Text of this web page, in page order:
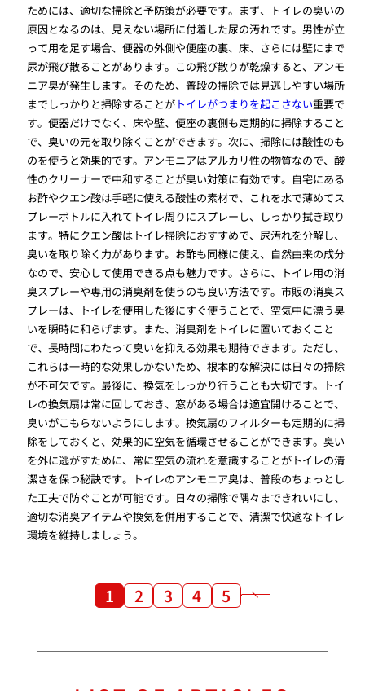
ためには、適切な掃除と予防策が必要です。まず、トイレの臭いの
原因となるのは、見えない場所に付着した尿の汚れです。男性が立
って用を足す場合、便器の外側や便座の裏、床、さらには壁にまで
尿が飛び散ることがあります。この飛び散りが乾燥すると、アンモ
ニア臭が発生します。そのため、普段の掃除では見逃しやすい場所
までしっかりと掃除することが トイレがつまりを起こさない重要で
す。便器だけでなく、床や壁、便座の裏側も定期的に掃除すること
で、臭いの元を取り除くことができます。次に、掃除には酸性のも
のを使うと効果的です。アンモニアはアルカリ性の物質なので、酸
性のクリーナーで中和することが臭い対策に有効です。自宅にある
お酢やクエン酸は手軽に使える酸性の素材で、これを水で薄めてス
プレーボトルに入れてトイレ周りにスプレーし、しっかり拭き取り
ます。特にクエン酸はトイレ掃除におすすめで、尿汚れを分解し、
臭いを取り除く力があります。お酢も同様に使え、自然由来の成分
なので、安心して使用できる点も魅力です。さらに、トイレ用の消
臭スプレーや専用の消臭剤を使うのも良い方法です。市販の消臭ス
プレーは、トイレを使用した後にすぐ使うことで、空気中に漂う臭
いを瞬時に和らげます。また、消臭剤をトイレに置いておくこと
で、長時間にわたって臭いを抑える効果も期待できます。ただし、
これらは一時的な効果しかないため、根本的な解決には日々の掃除
が不可欠です。最後に、換気をしっかり行うことも大切です。トイ
レの換気扇は常に回しておき、窓がある場合は適宜開けることで、
臭いがこもらないようにします。換気扇のフィルターも定期的に掃
除をしておくと、効果的に空気を循環させることができます。臭い
を外に逃がすために、常に空気の流れを意識することがトイレの清
潔さを保つ秘訣です。トイレのアンモニア臭は、普段のちょっとし
た工夫で防ぐことが可能です。日々の掃除で隅々まできれいにし、
適切な消臭アイテムや換気を併用することで、清潔で快適なトイレ
環境を維持しましょう。
1 2 3 4 5